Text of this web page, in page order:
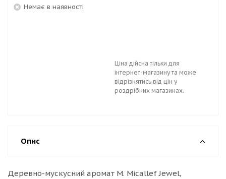
Немає в наявності
Ціна дійсна тільки для
інтернет-магазину та може
відрізнятись від цін у
роздрібних магазинах.
Опис
Деревно-мускусний аромат M. Micallef Jewel,